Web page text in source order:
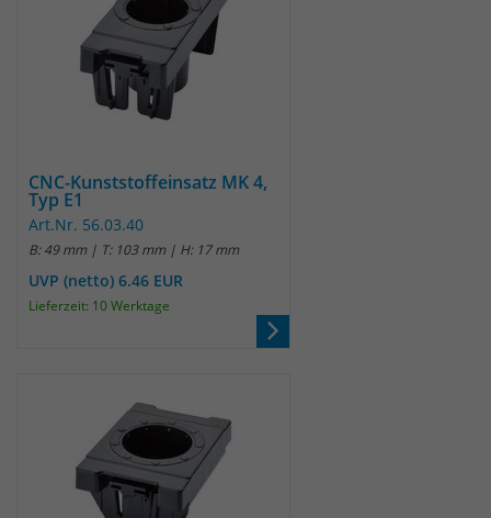
CNC-Kunststoffeinsatz MK 4,
Typ E1
Art.Nr. 56.03.40
B: 49 mm | T: 103 mm | H: 17 mm
UVP (netto) 6.46 EUR
Lieferzeit: 10 Werktage